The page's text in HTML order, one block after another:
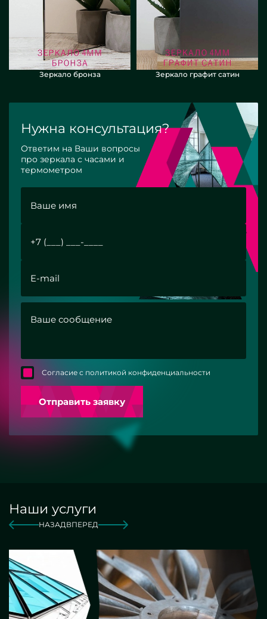
Зеркало бронза Зеркало графит сатин
Нужна консультация?
Ответим на Ваши вопросы
про зеркала с часами и
термометром
Согласие с политикой конфиденциальности
Отправить заявку
Наши услуги
НАЗАДВПЕРЕД